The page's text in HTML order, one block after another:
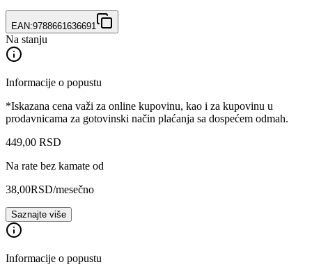
EAN:9788661636691
Na stanju
Informacije o popustu
*Iskazana cena važi za online kupovinu, kao i za kupovinu u
prodavnicama za gotovinski način plaćanja sa dospećem odmah.
449,00 RSD
Na rate bez kamate od
38,00RSD/mesečno
Saznajte više
Informacije o popustu